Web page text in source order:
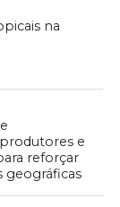
na
e
reforçar
geográficas